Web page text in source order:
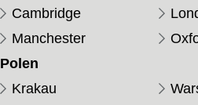
Cambridge
Manchester
Polen
Krakau